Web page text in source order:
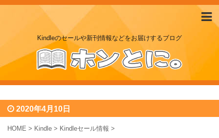
Kindleのセールや新刊情報などをお届けするブログ
2020年4月10日
HOME > Kindle > Kindleセール情報 >